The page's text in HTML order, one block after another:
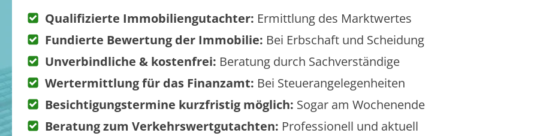
Qualifizierte Immobiliengutachter: Ermittlung des Marktwertes
Fundierte Bewertung der Immobilie: Bei Erbschaft und Scheidung
Unverbindliche & kostenfrei: Beratung durch Sachverständige
Wertermittlung für das Finanzamt: Bei Steuerangelegenheiten
Besichtigungstermine kurzfristig möglich: Sogar am Wochenende
Beratung zum Verkehrswertgutachten: Professionell und aktuell